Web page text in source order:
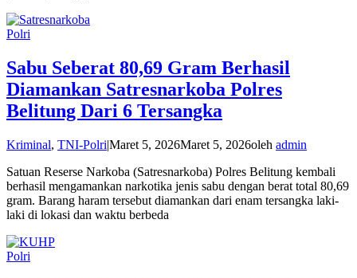
Polri
Sabu Seberat 80,69 Gram Berhasil
Diamankan Satresnarkoba Polres
Belitung Dari 6 Tersangka
Kriminal, TNI-Polri|Maret 5, 2026Maret 5, 2026oleh admin
Satuan Reserse Narkoba (Satresnarkoba) Polres Belitung kembali
berhasil mengamankan narkotika jenis sabu dengan berat total 80,69
gram. Barang haram tersebut diamankan dari enam tersangka laki-
laki di lokasi dan waktu berbeda
Polri